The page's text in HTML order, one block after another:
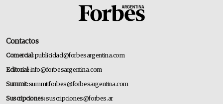
Contactos
Comercial:publicidad@forbesargentina.com
Editorial:info@forbesargentina.com
Summit:summitforbes@forbesargentina.com
Suscripciones:suscripciones@forbes.ar